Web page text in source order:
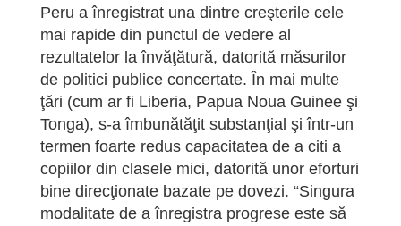
Peru a înregistrat una dintre creşterile cele
mai rapide din punctul de vedere al
rezultatelor la învăţătură, datorită măsurilor
de politici publice concertate. În mai multe
ţări (cum ar fi Liberia, Papua Noua Guinee şi
Tonga), s-a îmbunătăţit substanţial şi într-un
termen foarte redus capacitatea de a citi a
copiilor din clasele mici, datorită unor eforturi
bine direcţionate bazate pe dovezi. “Singura
modalitate de a înregistra progrese este să